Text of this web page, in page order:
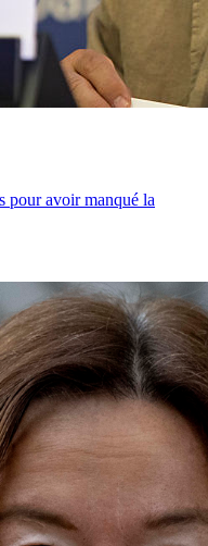
pour avoir manqué la